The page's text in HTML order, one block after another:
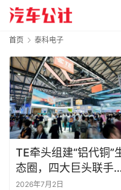
首页 泰科电子
TE牵头组建“铝代铜”
态圈，四大巨头联手
解新能源车轻量化难题
2026年7月2日